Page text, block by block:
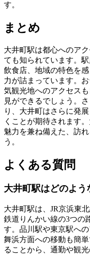
す。
まとめ
大井町駅は都心へのア
ても知られています。
飲食店、地域の特色を
力が詰まっています。
気観光地へのアクセス
見ができるでしょう。
り、大井町はさらに発
くことが期待されます
魅力を兼ね備えた、訪
う。
よくある質問
大井町駅はどのよ
大井町駅は、JR京浜東
鉄道りんかい線の3つの
す。品川駅や東京駅へ
舞浜方面への移動も簡
ることから、通勤や観